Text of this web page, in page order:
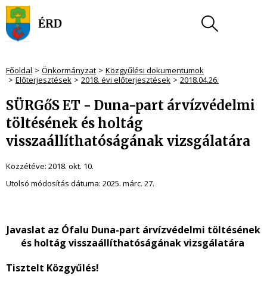
Főoldal Önkormányzat
Közgyűlési dokumentumok
Előterjesztések
2018. évi előterjesztések 2018.04.26.
SÜRGőS ET - Duna-part árvízvédelmi
töltésének és holtág
visszaállíthatóságának vizsgálatára
Közzétéve: 2018. okt. 10.
Utolsó módosítás dátuma: 2025. márc. 27.
Javaslat az Ófalu Duna-part árvízvédelmi töltésének
és holtág visszaállíthatóságának vizsgálatára
Tisztelt Közgyűlés!